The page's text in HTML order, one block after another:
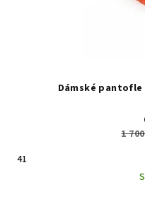
Dámské
1
41